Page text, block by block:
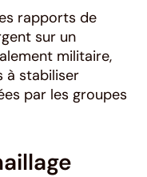
rapports de
sur un
militaire,
à stabiliser
par les groupes